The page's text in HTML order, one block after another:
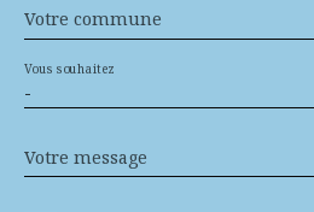
Votre commune
-
Vous souhaitez
Votre message